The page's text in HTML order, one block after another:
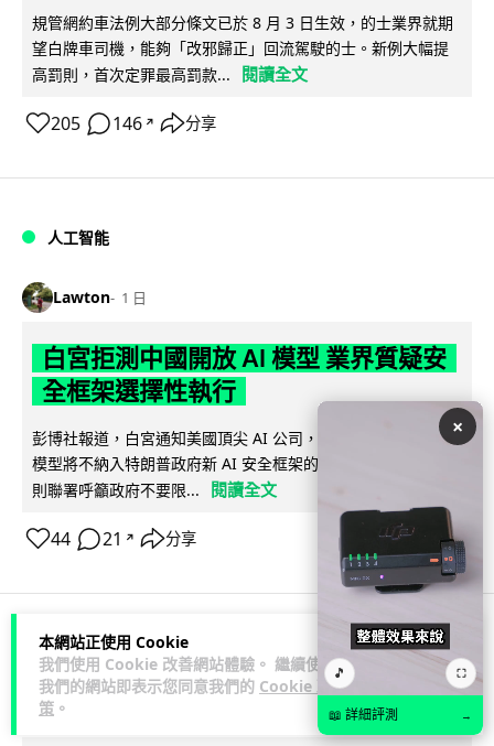
本網站正使用 Cookie
我們使用 Cookie 改善網站體驗。 繼續使用
我們的網站即表示您同意我們的 Cookie 政
策 。
規管網約車法例大部分條文已於 8 月 3 日生效，的士業界就期
望白牌車司機，能夠「改邪歸正」回流駕駛的士。新例大幅提
高罰則，首次定罪最高罰款...
閱讀全文
205 146 ↗ 分享
人工智能
Lawton 1 日
白宮拒測中國開放 AI 模型 業界質疑安
全框架選擇性執行
彭博社報道，白宮通知美國頂尖 AI 公司，中國開發的開放權重
模型將不納入特朗普政府新 AI 安全框架的測試範圍。美國業界
則聯署呼籲政府不要限...
閱讀全文
44 21 ↗ 分享
人工智能
Vin
×
🎵 ⛶
📖 詳細評測 →